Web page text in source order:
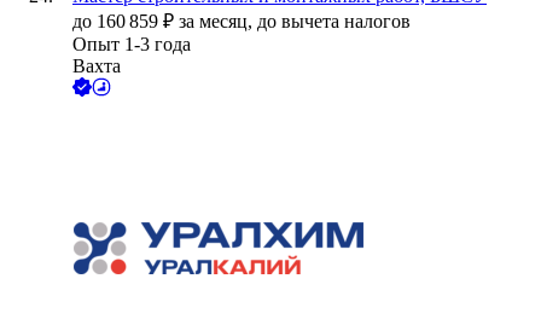
до 160 859 ₽ за месяц, до вычета налогов
Опыт 1-3 года
Вахта